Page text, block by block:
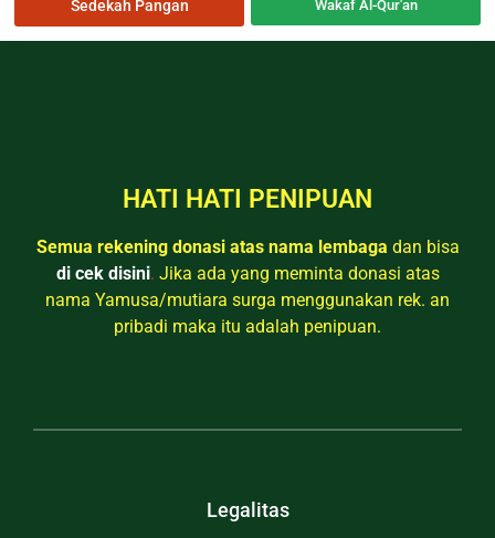
Sedekah Pangan Wakaf Al-Qur'an
HATI HATI PENIPUAN
Semua rekening donasi atas nama lembaga dan bisa
di cek disini. Jika ada yang meminta donasi atas
nama Yamusa/mutiara surga menggunakan rek. an
pribadi maka itu adalah penipuan.
Legalitas